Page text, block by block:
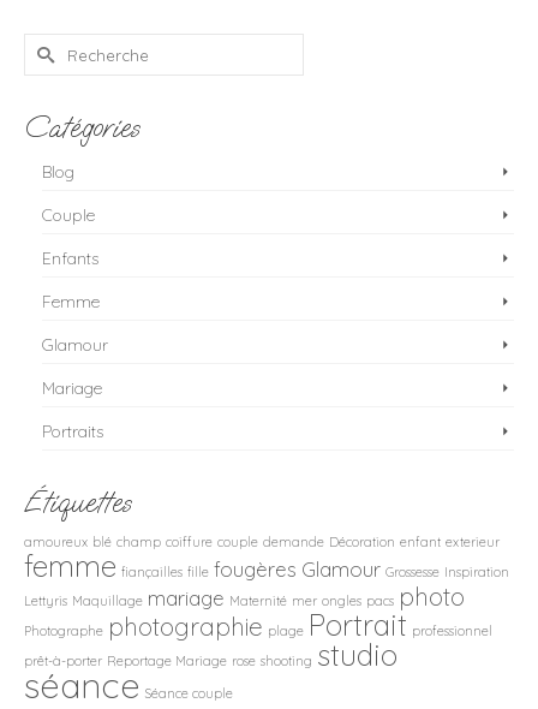
Rechercher :
Catégories
Blog
Couple
Enfants
Femme
Glamour
Mariage
Portraits
Étiquettes
amoureux blé champ coiffure couple demande Décoration enfant exterieur
femme fiançailles fille fougères Glamour Grossesse Inspiration
Lettyris Maquillage mariage Maternité mer ongles pacs photo
Photographe photographie plage Portrait professionnel
prêt-à-porter Reportage Mariage rose shooting studio
séance Séance couple